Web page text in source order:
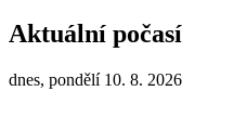
Aktuální počasí
dnes, pondělí 10. 8. 2026